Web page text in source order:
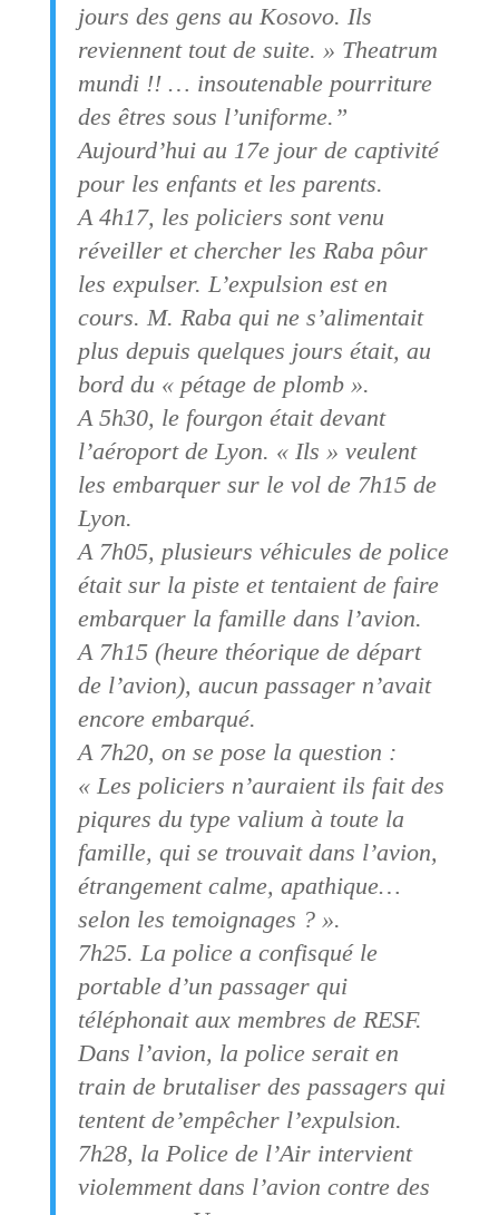
jours des gens au Kosovo. Ils
reviennent tout de suite. » Theatrum
mundi !! … insoutenable pourriture
des êtres sous l’uniforme.”
Aujourd’hui au 17e jour de captivité
pour les enfants et les parents.
A 4h17, les policiers sont venu
réveiller et chercher les Raba pôur
les expulser. L’expulsion est en
cours. M. Raba qui ne s’alimentait
plus depuis quelques jours était, au
bord du « pétage de plomb ».
A 5h30, le fourgon était devant
l’aéroport de Lyon. « Ils » veulent
les embarquer sur le vol de 7h15 de
Lyon.
A 7h05, plusieurs véhicules de police
était sur la piste et tentaient de faire
embarquer la famille dans l’avion.
A 7h15 (heure théorique de départ
de l’avion), aucun passager n’avait
encore embarqué.
A 7h20, on se pose la question :
« Les policiers n’auraient ils fait des
piqures du type valium à toute la
famille, qui se trouvait dans l’avion,
étrangement calme, apathique…
selon les temoignages ? ».
7h25. La police a confisqué le
portable d’un passager qui
téléphonait aux membres de RESF.
Dans l’avion, la police serait en
train de brutaliser des passagers qui
tentent de’empêcher l’expulsion.
7h28, la Police de l’Air intervient
violemment dans l’avion contre des